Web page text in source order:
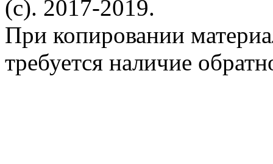
(c). 2017-2019.
При копировании
требуется наличие